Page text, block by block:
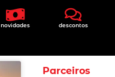
novidades descontos
Parceiros